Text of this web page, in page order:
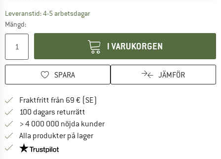
Leveranstid: 4-5 arbetsdagarLänken öppnas i en inforuta och innehåller
Mängd:
I VARUKORGEN
SPARA JÄMFÖR
Fraktfritt från 69 € (SE)
100 dagars returrätt
> 4 000 000 nöjda kunder
Alla produkter på lager
Trust Pilot-garanti - hitta all information här!